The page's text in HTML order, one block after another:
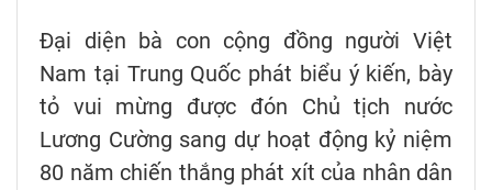
Đại diện bà con cộng đồng người Việt
Nam tại Trung Quốc phát biểu ý kiến, bày
tỏ vui mừng được đón Chủ tịch nước
Lương Cường sang dự hoạt động kỷ niệm
80 năm chiến thắng phát xít của nhân dân